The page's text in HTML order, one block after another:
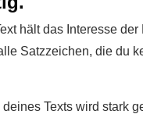
hält das Interesse
Satzzeichen, die du
Texts wird stark